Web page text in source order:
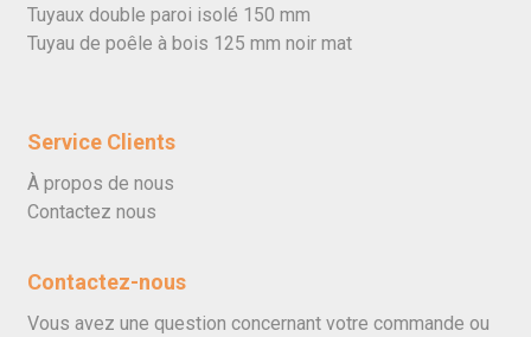
Tuyaux double paroi isolé 150 mm
Tuyau de poêle à bois 125 mm noir mat
Service Clients
À propos de nous
Contactez nous
Contactez-nous
Vous avez une question concernant votre commande ou